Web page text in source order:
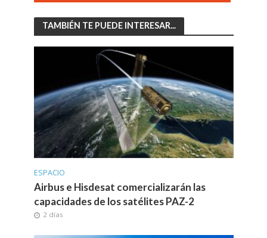
TAMBIÉN TE PUEDE INTERESAR...
ESPACIO
Airbus e Hisdesat comercializarán las
capacidades de los satélites PAZ-2
2 días